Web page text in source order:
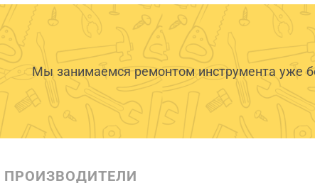
Мы занимаемся ремонтом инструмента уже
ПРОИЗВОДИТЕЛИ